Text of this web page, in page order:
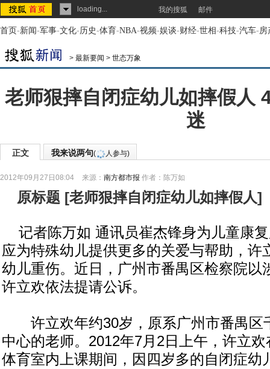
loading... 我的搜狐 邮件
首页-新闻-军事-文化-历史-体育-NBA-视频-娱谈-财经-世相-科技-汽车-房
> 最新要闻 > 世态万象
老师狠摔自闭症幼儿如摔假人
迷
正文 我来说两句( 人参与)
2012年09月27日08:04 来源： 南方都市报 作者：陈万如
原标题 [老师狠摔自闭症幼儿如摔假人]
记者陈万如 通讯员崔杰锋身为儿童康
应为特殊幼儿提供更多的关爱与帮助，许
幼儿重伤。近日，广州市番禺区检察院以
许立欢依法提请公诉。
许立欢年约30岁，原系广州市番禺区
中心的老师。2012年7月2日上午，许立
体育室内上课期间，因四岁多的自闭症幼